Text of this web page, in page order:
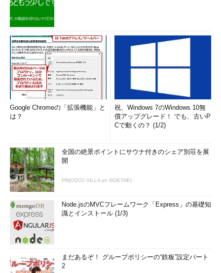
制限したフォルダに保存するなど、厳重に管理す
これで鍵の生成と保存は完了なので、PuTTYgenを終了する。
● 公開鍵をサーバに配置する
次は、保存した公開鍵をサーバに転送して認証に利用できるよ
うにする。ただし、鍵のファイルをサーバに転送する方法は、
FTPを使ったり、管理者に依頼して保存してもらったりなど、サ
ーバごとに異なるので、サーバ管理者に確認していただきたい。
をどこに配置すればよいのか説明する。
■SSH2サーバがOpenSSHの場合
公開鍵ファイル： authorized_keys.txt
サーバでの保存先ファイル名： ~/.ssh/authorized_keys
「~/」はホームディレクトリを表す。またOpenSSHの設定
によってはファイル名を「authorized_keys2」にしなけれ
ばならない場合もある。サーバ管理者に確認していただき
Google Chromeの「拡張機能」と
は？
祝、Windows 7のWindows 10無
償アップグレード！ でも、古いP
Cで動くの？ (1/2)
全国の絶景ポイントにサウナ付きのシェア別荘を展
開
PR(COCO VILLA on GOETHE)
Node.jsのMVCフレームワーク「Express」の基礎知
識とインストール (1/3)
まだあるぞ！ グループポリシーの“鉄板”設定パート
2